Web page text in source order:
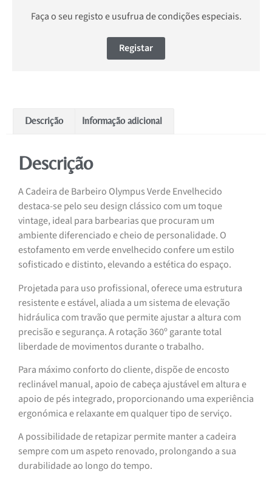
Faça o seu registo e usufrua de condições especiais.
Registar
Descrição Informação adicional
Descrição
A Cadeira de Barbeiro Olympus Verde Envelhecido
destaca-se pelo seu design clássico com um toque
vintage, ideal para barbearias que procuram um
ambiente diferenciado e cheio de personalidade. O
estofamento em verde envelhecido confere um estilo
sofisticado e distinto, elevando a estética do espaço.
Projetada para uso profissional, oferece uma estrutura
resistente e estável, aliada a um sistema de elevação
hidráulica com travão que permite ajustar a altura com
precisão e segurança. A rotação 360º garante total
liberdade de movimentos durante o trabalho.
Para máximo conforto do cliente, dispõe de encosto
reclinável manual, apoio de cabeça ajustável em altura e
apoio de pés integrado, proporcionando uma experiência
ergonómica e relaxante em qualquer tipo de serviço.
A possibilidade de retapizar permite manter a cadeira
sempre com um aspeto renovado, prolongando a sua
durabilidade ao longo do tempo.